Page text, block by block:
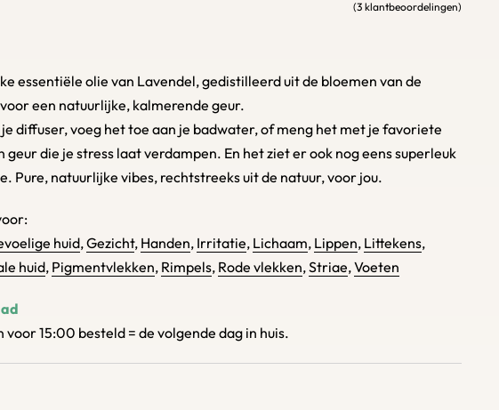
(3 klantbeoordelingen)
essentiële olie van Lavendel, gedistilleerd uit de bloemen van de
een natuurlijke, kalmerende geur.
diffuser, voeg het toe aan je badwater, of meng het met je favoriete
geur die je stress laat verdampen. En het ziet er ook nog eens superleuk
Pure, natuurlijke vibes, rechtstreeks uit de natuur, voor jou.
huid,Gezicht, Handen, Irritatie, Lichaam, Lippen, Littekens,
huid, Pigmentvlekken, Rimpels, Rode vlekken,Striae,Voeten
voor 15:00 besteld = de volgende dag in huis.